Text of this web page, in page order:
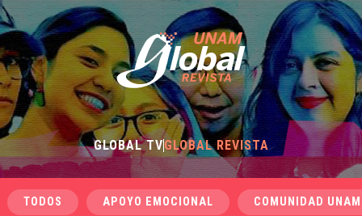
GLOBAL TVGLOBAL REVISTA
TODOS APOYO EMOCIONAL COMUNIDAD UNAM